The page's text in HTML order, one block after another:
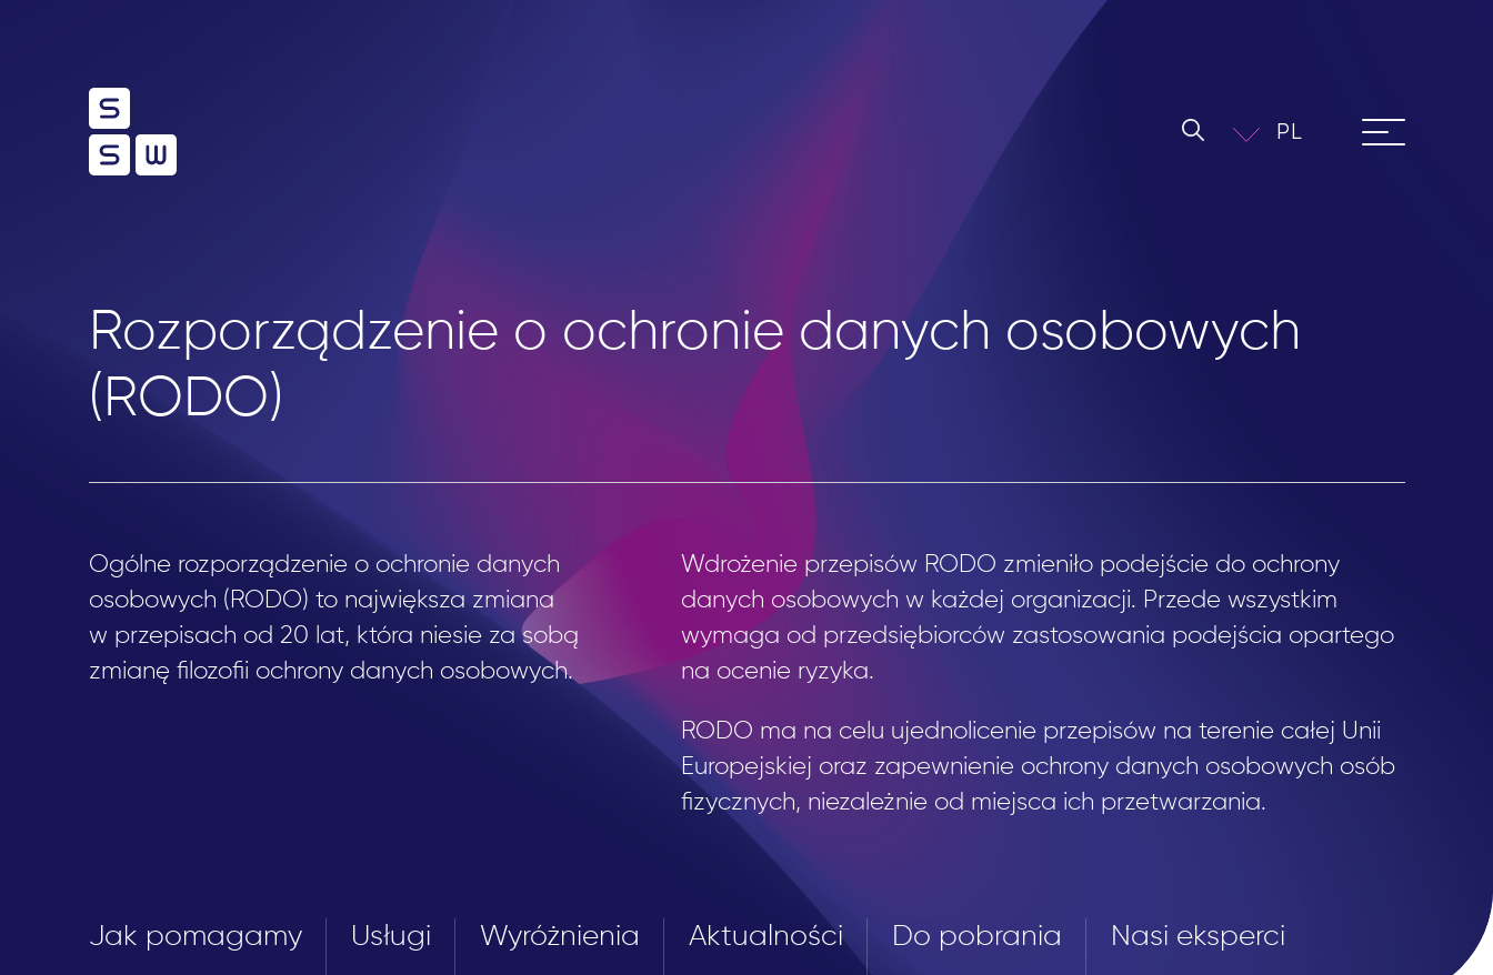
PL
Rozporządzenie o ochronie danych osobowych
(RODO)
Ogólne rozporządzenie o ochronie danych
osobowych (RODO) to największa zmiana
w przepisach od 20 lat, która niesie za sobą
zmianę filozofii ochrony danych osobowych.
Wdrożenie przepisów RODO zmieniło podejście do ochrony
danych osobowych w każdej organizacji. Przede wszystkim
wymaga od przedsiębiorców zastosowania podejścia opartego
na ocenie ryzyka.
RODO ma na celu ujednolicenie przepisów na terenie całej Unii
Europejskiej oraz zapewnienie ochrony danych osobowych osób
fizycznych, niezależnie od miejsca ich przetwarzania.
Jak pomagamy Usługi Wyróżnienia Aktualności Do pobrania Nasi eksperci